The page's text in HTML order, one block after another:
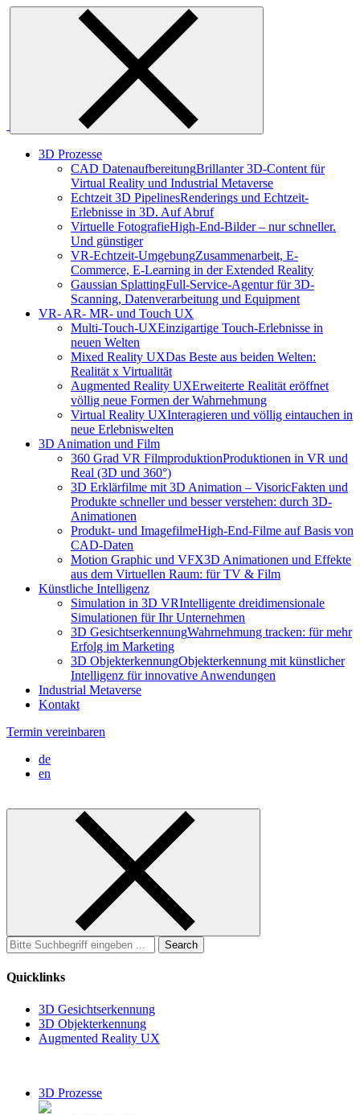
Skip
3D Prozesse
CAD DatenaufbereitungBrillanter 3D-Content für
Virtual Reality und Industrial Metaverse
Echtzeit 3D PipelinesRenderings und Echtzeit-
Erlebnisse in 3D. Auf Abruf
Virtuelle FotografieHigh-End-Bilder – nur schneller.
Und günstiger
VR-Echtzeit-UmgebungZusammenarbeit, E-
Commerce, E-Learning in der Extended Reality
Gaussian SplattingFull-Service-Agentur für 3D-
Scanning, Datenverarbeitung und Equipment
VR- AR- MR- und Touch UX
Multi-Touch-UXEinzigartige Touch-Erlebnisse in
neuen Welten
Mixed Reality UXDas Beste aus beiden Welten:
Realität x Virtualität
Augmented Reality UXErweiterte Realität eröffnet
völlig neue Formen der Wahrnehmung
Virtual Reality UXInteragieren und völlig eintauchen in
neue Erlebniswelten
3D Animation und Film
360 Grad VR FilmproduktionProduktionen in VR und
Real (3D und 360°)
3D Erklärfilme mit 3D Animation – VisoricFakten und
Produkte schneller und besser verstehen: durch 3D-
Animationen
Produkt- und ImagefilmeHigh-End-Filme auf Basis von
CAD-Daten
Motion Graphic und VFX3D Animationen und Effekte
aus dem Virtuellen Raum: für TV & Film
Künstliche Intelligenz
Simulation in 3D VRIntelligente dreidimensionale
Simulationen für Ihr Unternehmen
3D GesichtserkennungWahrnehmung tracken: für mehr
Erfolg im Marketing
3D ObjekterkennungObjekterkennung mit künstlicher
Intelligenz für innovative Anwendungen
Industrial Metaverse
Kontakt
Termin vereinbaren
de
en
Search
for:
Quicklinks
3D Gesichtserkennung
3D Objekterkennung
Augmented Reality UX
3D Prozesse